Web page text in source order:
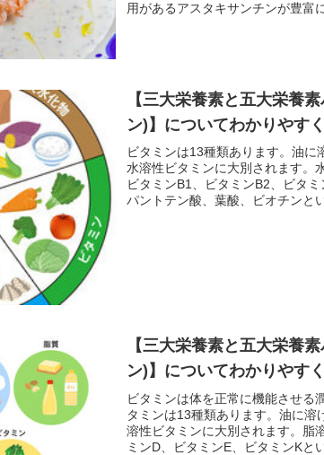
用があるアスタキサンチンが豊富
【三大栄養素と五大栄養
ン)】についてわかりやす
ビタミンは13種類あります。油に
水溶性ビタミンに大別されます。
ビタミンB1、ビタミンB2、ビタ
パントテン酸、葉酸、ビオチンと
【三大栄養素と五大栄養
ン)】についてわかりやす
ビタミンは体を正常に機能させる
タミンは13種類あります。油に溶
溶性ビタミンに大別されます。脂
ミンD、ビタミンE、ビタミンKと